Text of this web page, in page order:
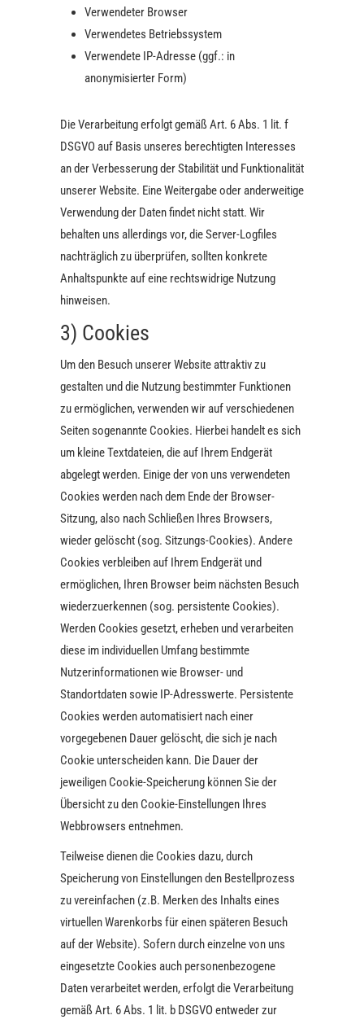
Verwendeter Browser
Verwendetes Betriebssystem
Verwendete IP-Adresse (ggf.: in
anonymisierter Form)
Die Verarbeitung erfolgt gemäß Art. 6 Abs. 1 lit. f
DSGVO auf Basis unseres berechtigten Interesses
an der Verbesserung der Stabilität und Funktionalität
unserer Website. Eine Weitergabe oder anderweitige
Verwendung der Daten findet nicht statt. Wir
behalten uns allerdings vor, die Server-Logfiles
nachträglich zu überprüfen, sollten konkrete
Anhaltspunkte auf eine rechtswidrige Nutzung
hinweisen.
3) Cookies
Um den Besuch unserer Website attraktiv zu
gestalten und die Nutzung bestimmter Funktionen
zu ermöglichen, verwenden wir auf verschiedenen
Seiten sogenannte Cookies. Hierbei handelt es sich
um kleine Textdateien, die auf Ihrem Endgerät
abgelegt werden. Einige der von uns verwendeten
Cookies werden nach dem Ende der Browser-
Sitzung, also nach Schließen Ihres Browsers,
wieder gelöscht (sog. Sitzungs-Cookies). Andere
Cookies verbleiben auf Ihrem Endgerät und
ermöglichen, Ihren Browser beim nächsten Besuch
wiederzuerkennen (sog. persistente Cookies).
Werden Cookies gesetzt, erheben und verarbeiten
diese im individuellen Umfang bestimmte
Nutzerinformationen wie Browser- und
Standortdaten sowie IP-Adresswerte. Persistente
Cookies werden automatisiert nach einer
vorgegebenen Dauer gelöscht, die sich je nach
Cookie unterscheiden kann. Die Dauer der
jeweiligen Cookie-Speicherung können Sie der
Übersicht zu den Cookie-Einstellungen Ihres
Webbrowsers entnehmen.
Teilweise dienen die Cookies dazu, durch
Speicherung von Einstellungen den Bestellprozess
zu vereinfachen (z.B. Merken des Inhalts eines
virtuellen Warenkorbs für einen späteren Besuch
auf der Website). Sofern durch einzelne von uns
eingesetzte Cookies auch personenbezogene
Daten verarbeitet werden, erfolgt die Verarbeitung
gemäß Art. 6 Abs. 1 lit. b DSGVO entweder zur